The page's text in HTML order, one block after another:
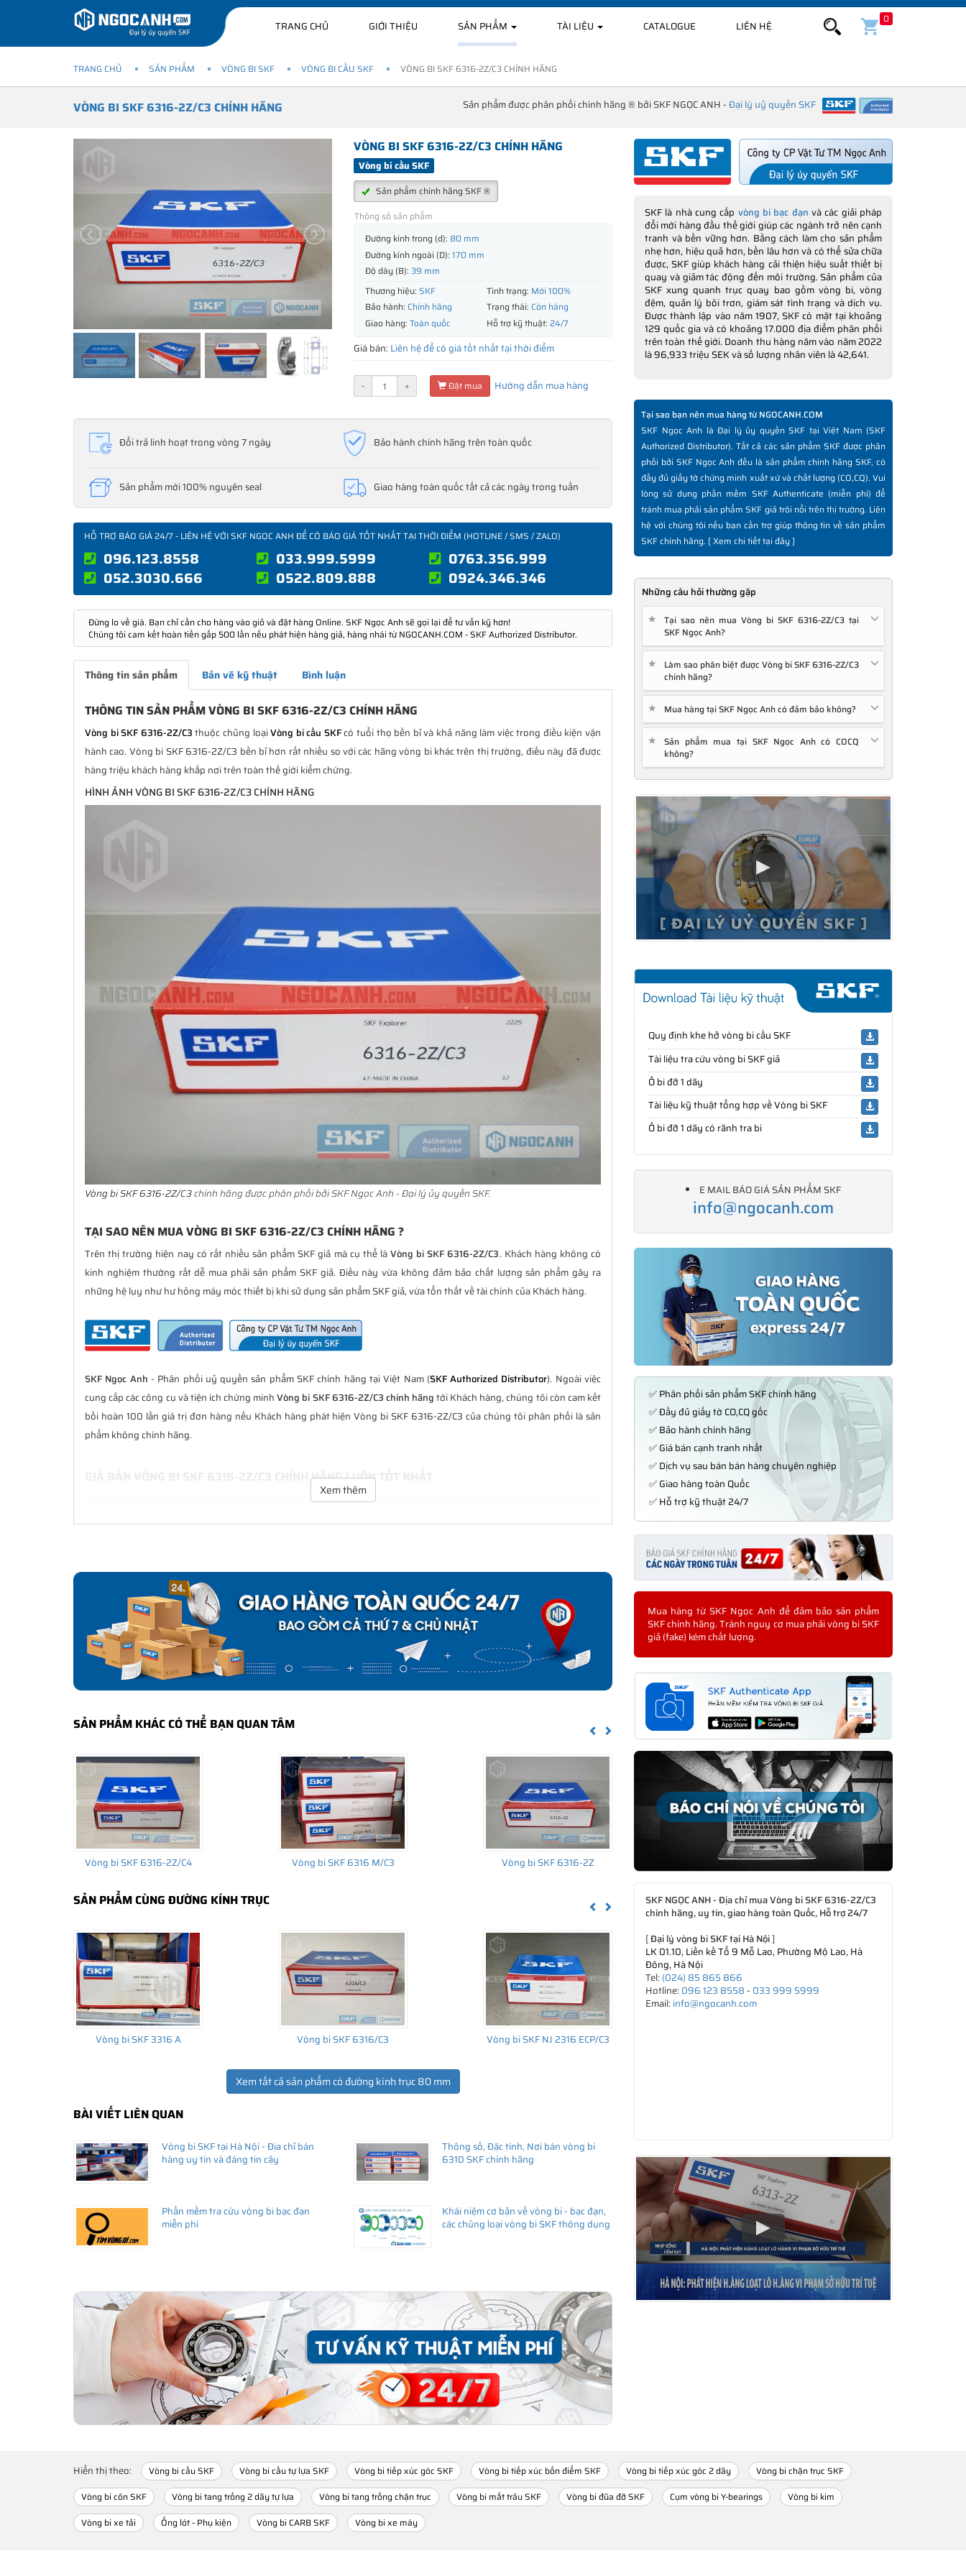
TRANG CHỦ GIỚI THIỆU SẢN PHẨM TÀI LIỆU CATALOGUE LIÊN HỆ
0
TRANG CHỦ SẢN PHẨM VÒNG BI SKF VÒNG BI CẦU SKF VÒNG BI SKF 6316-2Z/C3 CHÍNH HÃNG
VÒNG BI SKF 6316-2Z/C3 CHÍNH HÃNG Sản phẩm được phân phối chính hãng ® bởi SKF NGỌC ANH -Đại lý uỷ quyền SKF
VÒNG BI SKF 6316-2Z/C3 CHÍNH HÃNG
Vòng bi cầu SKF
Sản phẩm chính hãng SKF ®
Thông số sản phẩm
Đường kính trong (d): 80 mm
Đường kính ngoài (D): 170 mm
Độ dày (B): 39 mm
Thương hiệu: SKF Tình trạng: Mới 100%
Bảo hành: Chính hãng Trạng thái: Còn hàng
Giao hàng: Toàn quốc Hỗ trợ kỹ thuật: 24/7
Giá bán: Liên hệ để có giá tốt nhất tại thời điểm
- + Đặt mua Hướng dẫn mua hàng
Đổi trả linh hoạt trong vòng 7 ngày Bảo hành chính hãng trên toàn quốc
Sản phẩm mới 100% nguyên seal Giao hàng toàn quốc tất cả các ngày trong tuần
HỖ TRỢ BÁO GIÁ 24/7 - LIÊN HỆ VỚI SKF NGỌC ANH ĐỂ CÓ BÁO GIÁ TỐT NHẤT TẠI THỜI ĐIỂM (HOTLINE / SMS / ZALO)
096.123.8558 033.999.5999
0763.356.999
052.3030.666
0522.809.888 0924.346.346
Đừng lo về giá. Bạn chỉ cần cho hàng vào giỏ và đặt hàng Online. SKF Ngọc Anh sẽ gọi lại để tư vấn kỹ hơn!
Chúng tôi cam kết hoàn tiền gấp 500 lần nếu phát hiện hàng giả, hàng nhái từ NGOCANH.COM - SKF Authorized Distributor.
Thông tin sản phẩm Bản vẽ kỹ thuật Bình luận
THÔNG TIN SẢN PHẨM VÒNG BI SKF 6316-2Z/C3 CHÍNH HÃNG
Vòng bi SKF 6316-2Z/C3thuộc chủng loạiVòng bi cầu SKFcó tuổi thọ bền bỉ và khả năng làm việc trong điều kiện vận
hành cao. Vòng bi SKF 6316-2Z/C3 bền bỉ hơn rất nhiều so với các hãng vòng bi khác trên thị trường, điều này đã được
hàng triệu khách hàng khắp nơi trên toàn thế giới kiểm chứng.
HÌNH ẢNH VÒNG BI SKF 6316-2Z/C3 CHÍNH HÃNG
Vòng bi SKF 6316-2Z/C3chính hãng được phân phối bởi SKF Ngọc Anh - Đại lý ủy quyền SKF.
TẠI SAO NÊN MUA VÒNG BI SKF 6316-2Z/C3 CHÍNH HÃNG ?
Trên thị trường hiện nay có rất nhiều sản phẩm SKF giả mà cụ thể làVòng bi SKF 6316-2Z/C3. Khách hàng không có
kinh nghiệm thường rất dễ mua phải sản phẩm SKF giả. Điều này vừa không đảm bảo chất lượng sản phẩm gây ra
những hệ lụy như hư hỏng máy móc thiết bị khi sử dụng sản phẩm SKF giả, vừa tổn thất về tài chính của Khách hàng.
SKF Ngọc Anh - Phân phối uỷ quyền sản phẩm SKF chính hãng tại Việt Nam (SKF Authorized Distributor). Ngoài việc
cung cấp các công cụ và tiện ích chứng minhVòng bi SKF 6316-2Z/C3 chính hãngtới Khách hàng, chúng tôi còn cam kết
bồi hoàn 100 lần giá trị đơn hàng nếu Khách hàng phát hiện Vòng bi SKF 6316-2Z/C3 của chúng tôi phân phối là sản
phẩm không chính hãng.
GIÁ BÁN VÒNG BI SKF 6316-2Z/C3 CHÍNH HÃNG LUÔN TỐT NHẤT
giá bán Vòng bi SKF 6316-2Z/C3 luôn là tốt nhất với nhiều ưu đãi kèm theo và các dịch vụ hẫu mãi
CHẾ ĐỘ BẢO HÀNH VÒNG BI SKF 6316-2Z/C3 CHÍNH HÃNG
Tất cả các sản phẩm SKF chính hãng doSKF Ngọc Anhphân phối đều được bảo hành chính hãng theo đúng tiêu chuẩn
bảo hành của nhà sản xuất.
CÁCH NHẬN BIẾT VÀ PHÂN BIỆT VÒNG BI SKF 6316-2Z/C3 CHÍNH HÃNG
Mua hàng tại các đại lý ủy quyền của SKF để yên tâm về nguồn gốc của sản phẩm. Ngoài ra bạn cũng có thể tự kiểm tra
✅ Những cách phân biệt vòng bi SKF giả bằng mắt thường
✅Cảnh báo của chuyên gia SKF về vòng bi SKF giả
•Vòng bi SKF chính hãng, Những lưu ý cơ bản trước khi mua hàng
•Xuất xứ vòng bi SKF chính hãng ở đâu?
•
Xem thêm
SẢN PHẨM KHÁC CÓ THỂ BẠN QUAN TÂM Previous
Vòng bi SKF 6316-2Z/C4 Vòng bi SKF 6316 M/C3 Vòng bi SKF 6316-2Z
SẢN PHẨM CÙNG ĐƯỜNG KÍNH TRỤC Previous
Vòng bi SKF 3316 A Vòng bi SKF 6316/C3 Vòng bi SKF NJ 2316 ECP/C3
Xem tất cả sản phẩm có đường kính trục 80 mm
BÀI VIẾT LIÊN QUAN
Vòng bi SKF tại Hà Nội - Địa chỉ bán
hàng uy tín và đáng tin cậy
Thông số, Đặc tính, Nơi bán vòng bi
6310 SKF chính hãng
Phần mềm tra cứu vòng bi bạc đạn
miễn phí
Khái niệm cơ bản về vòng bi - bạc đạn,
các chủng loại vòng bi SKF thông dụng
SKF là nhà cung cấp vòng bi bạc đạn và các giải pháp
đổi mới hàng đầu thế giới giúp các ngành trở nên cạnh
tranh và bền vững hơn. Bằng cách làm cho sản phẩm
nhẹ hơn, hiệu quả hơn, bền lâu hơn và có thể sửa chữa
được, SKF giúp khách hàng cải thiện hiệu suất thiết bị
quay và giảm tác động đến môi trường. Sản phẩm của
SKF xung quanh trục quay bao gồm vòng bi, vòng
đệm, quản lý bôi trơn, giám sát tình trạng và dịch vụ.
Được thành lập vào năm 1907, SKF có mặt tại khoảng
129 quốc gia và có khoảng 17.000 địa điểm phân phối
trên toàn thế giới. Doanh thu hàng năm vào năm 2022
là 96,933 triệu SEK và số lượng nhân viên là 42,641.
Tại sao bạn nên mua hàng từ NGOCANH.COM
SKF Ngọc Anh là Đại lý ủy quyền SKF tại Việt Nam (SKF
Authorized Distributor). Tất cả các sản phẩm SKF được phân
phối bởi SKF Ngọc Anh đều là sản phẩm chính hãng SKF, có
đầy đủ giấy tờ chứng minh xuất xứ và chất lượng (CO,CQ). Vui
lòng sử dụng phần mềm SKF Authenticate (miễn phí) để
tránh mua phải sản phẩm SKF giả trôi nổi trên thị trường. Liên
hệ với chúng tôi nếu bạn cần trợ giúp thông tin về sản phẩm
SKF chính hãng. [Xem chi tiết tại đây]
Những câu hỏi thường gặp
★
Tại sao nên mua Vòng bi SKF 6316-2Z/C3 tại
SKF Ngọc Anh?
★
Làm sao phân biệt được Vòng bi SKF 6316-2Z/C3
chính hãng?
★ Mua hàng tại SKF Ngọc Anh có đảm bảo không?
★
Sản phẩm mua tại SKF Ngọc Anh có COCQ
không?
Quy định khe hở vòng bi cầu SKF
Tài liệu tra cứu vòng bi SKF giả
Ổ bi đỡ 1 dãy
Tài liệu kỹ thuật tổng hợp về Vòng bi SKF
Ổ bi đỡ 1 dãy có rãnh tra bi
E MAIL BÁO GIÁ SẢN PHẨM SKF
info@ngocanh.com
✅ Phân phối sản phẩm SKF chính hãng
✅ Đầy đủ giấy tờ CO,CQ gốc
✅ Bảo hành chính hãng
✅ Giá bán cạnh tranh nhất
✅ Dịch vụ sau bán bán hàng chuyên nghiệp
✅ Giao hàng toàn Quốc
✅ Hỗ trợ kỹ thuật 24/7
Mua hàng từ SKF Ngọc Anh để đảm bảo sản phẩm
SKF chính hãng. Tránh nguy cơ mua phải vòng bi SKF
giả (fake) kém chất lượng.
SKF NGỌC ANH - Địa chỉ mua Vòng bi SKF 6316-2Z/C3
chính hãng, uy tín, giao hàng toàn Quốc, Hỗ trợ 24/7
[Đại lý vòng bi SKF tại Hà Nội]
LK 01.10, Liền kề Tổ 9 Mỗ Lao, Phường Mộ Lao, Hà
Đông, Hà Nội
Tel: (024) 85 865 866
Hotline: 096 123 8558- 033 999 5999
Email: info@ngocanh.com
Hiển thị theo: Vòng bi cầu SKF Vòng bi cầu tự lựa SKF Vòng bi tiếp xúc góc SKF Vòng bi tiếp xúc bốn điểm SKF Vòng bi tiếp xúc góc 2 dãy
Vòng bi chặn trục SKF
Vòng bi côn SKF
Vòng bi tang trống 2 dãy tự lựa Vòng bi tang trống chặn trục Vòng bi mắt trâu SKF Vòng bi đũa đỡ SKF Cụm vòng bi Y-bearings
Vòng bi kim
Vòng bi xe tải
Ống lót - Phụ kiện Vòng bi CARB SKF Vòng bi xe máy